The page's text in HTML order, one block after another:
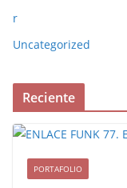
r
Uncategorized
Reciente
PORTAFOLIO